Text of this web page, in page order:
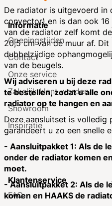
De radiator is uitgevoerd in
convector) en is dan ook
van de radiator zelf komt
20,5 cm van de muur af.
dubbelzijdige
van de beugels.
Wij adviseren u bij deze
te bestellen, zodat u alle
radiator op te hangen en
Deze aansluitset is volledig
garandeert u zo een snelle
- Aansluitpakket 1: Als de
onder de radiator komen
moet.
- Aansluitpakket 2: Als de
komen en HAAKS de
Informatie
Openingstijden
Contact
Onze service
Zakelijk klant worden
Showroom
Inspiratie
Klantenservice
FAQ